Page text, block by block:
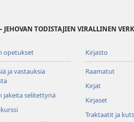
JEHOVAN TODISTAJIEN VIRALLINEN
opetukset
ja vastauksia
jakeita selitettynä
Kirjasto
Raamatut
Kirjat
Kirjaset
Traktaatit ja